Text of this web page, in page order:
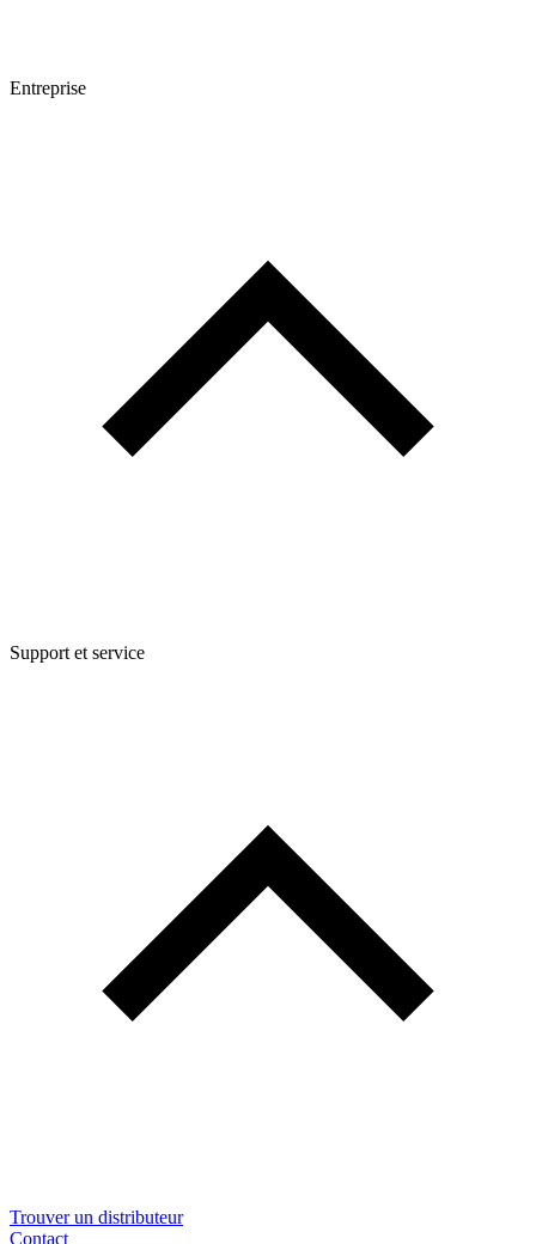
Entreprise
Support et service
Trouver un distributeur
Contact